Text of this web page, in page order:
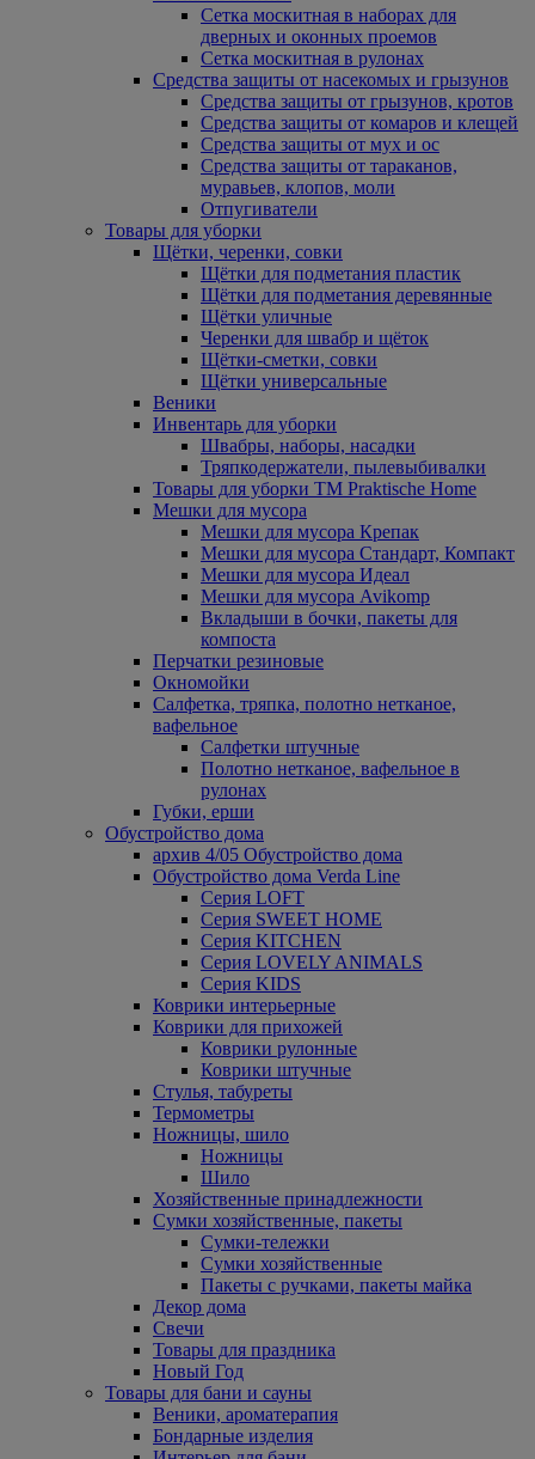
Сетка москитная в наборах для
дверных и оконных проемов
Сетка москитная в рулонах
Средства защиты от насекомых и грызунов
Средства защиты от грызунов, кротов
Средства защиты от комаров и клещей
Средства защиты от мух и ос
Средства защиты от тараканов,
муравьев, клопов, моли
Отпугиватели
Товары для уборки
Щётки, черенки, совки
Щётки для подметания пластик
Щётки для подметания деревянные
Щётки уличные
Черенки для швабр и щёток
Щётки-сметки, совки
Щётки универсальные
Веники
Инвентарь для уборки
Швабры, наборы, насадки
Тряпкодержатели, пылевыбивалки
Товары для уборки ТМ Praktische Home
Мешки для мусора
Мешки для мусора Крепак
Мешки для мусора Стандарт, Компакт
Мешки для мусора Идеал
Мешки для мусора Avikomp
Вкладыши в бочки, пакеты для
компоста
Перчатки резиновые
Окномойки
Салфетка, тряпка, полотно нетканое,
вафельное
Салфетки штучные
Полотно нетканое, вафельное в
рулонах
Губки, ерши
Обустройство дома
архив 4/05 Обустройство дома
Обустройство дома Verda Line
Серия LOFT
Серия SWEET HOME
Серия KITCHEN
Серия LOVELY ANIMALS
Серия KIDS
Коврики интерьерные
Коврики для прихожей
Коврики рулонные
Коврики штучные
Стулья, табуреты
Термометры
Ножницы, шило
Ножницы
Шило
Хозяйственные принадлежности
Сумки хозяйственные, пакеты
Сумки-тележки
Сумки хозяйственные
Пакеты с ручками, пакеты майка
Декор дома
Свечи
Товары для праздника
Новый Год
Товары для бани и сауны
Веники, ароматерапия
Бондарные изделия